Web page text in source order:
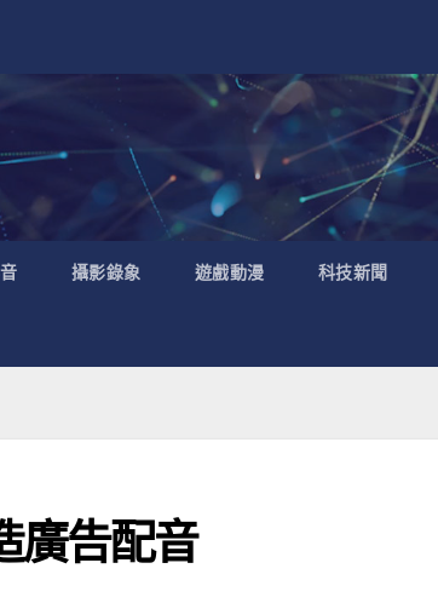
攝影錄象 遊戲動漫 科技新聞
廣告配音